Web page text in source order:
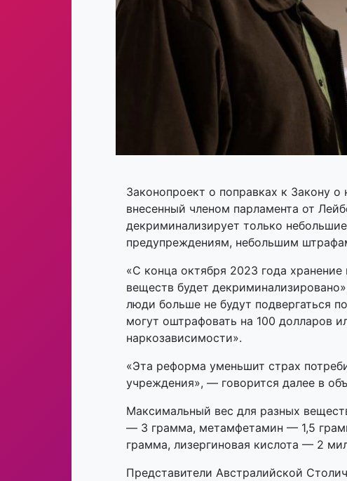
Законопроект о поправках к Закону о
внесенный членом парламента от
декриминализирует только
предупреждениям, небольшим
«С конца октября 2023 года
веществ будет
люди больше не будут подвергаться
могут оштрафовать на 100 долларов
наркозависимости».
«Эта реформа уменьшит страх
учреждения», — говорится далее в
Максимальный вес для разных
— 3 грамма, метамфетамин — 1,5
грамма, лизергиновая кислота — 2
Представители Австралийской